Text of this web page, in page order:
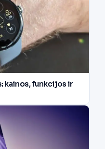
kainos, funkcijos ir